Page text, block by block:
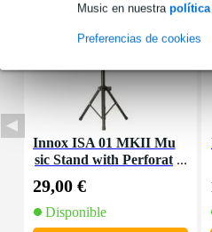
Music en nuestra política
Preferencias de cookies
Innox ISA 01 MKII Mu
sic Stand with Perforat
29,00 €
Disponible